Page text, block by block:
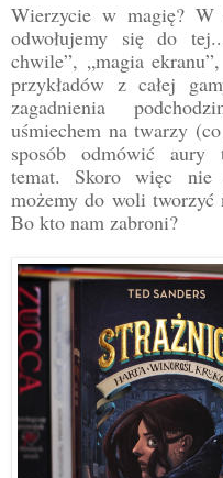
Wierzycie w magię? W
odwołujemy się do
chwile”, „magia
przykładów z całej
zagadnienia
uśmiechem na twarzy
sposób odmówić aury
temat. Skoro więc nie
możemy do woli tworzyć
Bo kto nam zabroni?